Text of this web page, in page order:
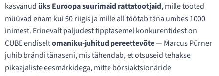
kasvanud üks Euroopa suurimaid rattatootjaid, mille tooted
müüvad enam kui 60 riigis ja mille all töötab täna umbes 1000
inimest. Erinevalt paljudest tipptasemel konkurentidest on
CUBE endiseltomaniku-juhitud pereettevõte— Marcus Pürner
juhib brändi tänaseni, mis tähendab, et otsuseid tehakse
pikaajaliste eesmärkidega, mitte börsiaktsionäride